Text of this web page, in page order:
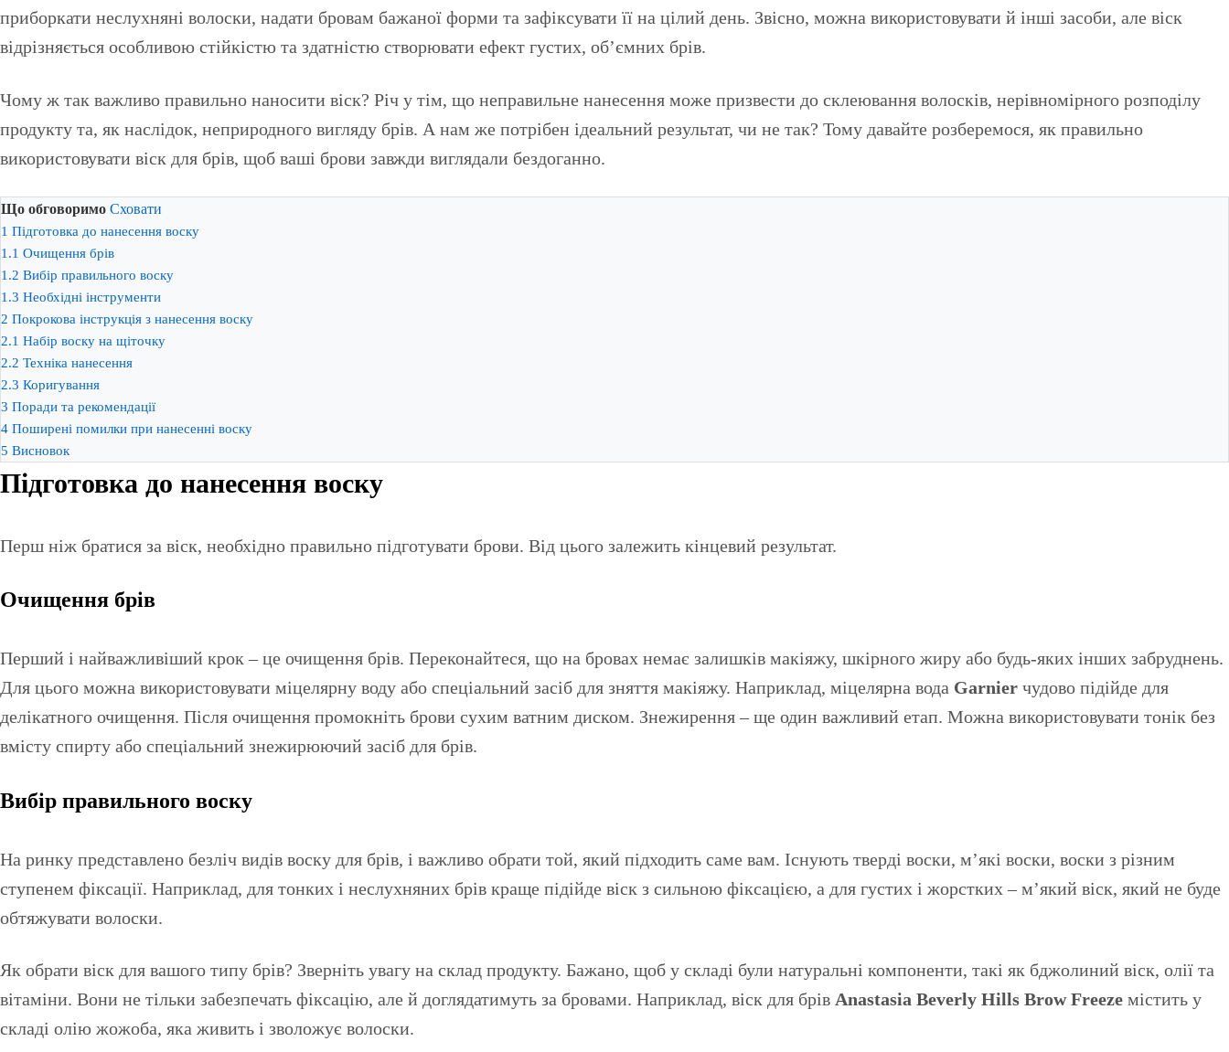
приборкати неслухняні волоски, надати бровам бажаної форми та зафіксувати її на цілий день. Звісно, можна використовувати й інші засоби, але віск
відрізняється особливою стійкістю та здатністю створювати ефект густих, об’ємних брів.
Чому ж так важливо правильно наносити віск? Річ у тім, що неправильне нанесення може призвести до склеювання волосків, нерівномірного розподілу
продукту та, як наслідок, неприродного вигляду брів. А нам же потрібен ідеальний результат, чи не так? Тому давайте розберемося, як правильно
використовувати віск для брів, щоб ваші брови завжди виглядали бездоганно.
Що обговоримо Сховати
1 Підготовка до нанесення воску
1.1 Очищення брів
1.2 Вибір правильного воску
1.3 Необхідні інструменти
2 Покрокова інструкція з нанесення воску
2.1 Набір воску на щіточку
2.2 Техніка нанесення
2.3 Коригування
3 Поради та рекомендації
4 Поширені помилки при нанесенні воску
5 Висновок
Підготовка до нанесення воску
Перш ніж братися за віск, необхідно правильно підготувати брови. Від цього залежить кінцевий результат.
Очищення брів
Перший і найважливіший крок – це очищення брів. Переконайтеся, що на бровах немає залишків макіяжу, шкірного жиру або будь-яких інших забруднень.
Для цього можна використовувати міцелярну воду або спеціальний засіб для зняття макіяжу. Наприклад, міцелярна вода Garnier чудово підійде для
делікатного очищення. Після очищення промокніть брови сухим ватним диском. Знежирення – ще один важливий етап. Можна використовувати тонік без
вмісту спирту або спеціальний знежирюючий засіб для брів.
Вибір правильного воску
На ринку представлено безліч видів воску для брів, і важливо обрати той, який підходить саме вам. Існують тверді воски, м’які воски, воски з різним
ступенем фіксації. Наприклад, для тонких і неслухняних брів краще підійде віск з сильною фіксацією, а для густих і жорстких – м’який віск, який не буде
обтяжувати волоски.
Як обрати віск для вашого типу брів? Зверніть увагу на склад продукту. Бажано, щоб у складі були натуральні компоненти, такі як бджолиний віск, олії та
вітаміни. Вони не тільки забезпечать фіксацію, але й доглядатимуть за бровами. Наприклад, віск для брів Anastasia Beverly Hills Brow Freeze містить у
складі олію жожоба, яка живить і зволожує волоски.